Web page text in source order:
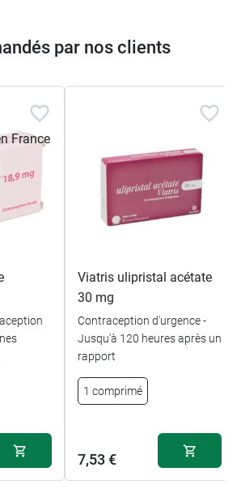
par nos clients
Viatris ulipristal acétate
30 mg
Contraception d'urgence -
Jusqu'à 120 heures après un
rapport
1 comprimé
7,53 €